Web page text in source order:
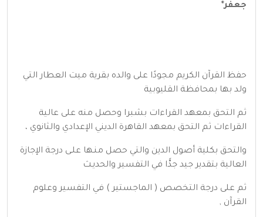
جعفر*
حفظ القرآن الكريم مجودًا على والده بقرية ميت العطار التي
ولد بها بمحافظة القليوبية
ثم التحق بمعهد القراءات بشبرا وحصل منه على عالية
القراءات ثم التحق بمعهد القاهرة الديني الإعدادي والثانوي ،
والتحق بكلية أصول الدين والتي حصل منـها علـى درجة الإجازة
العالية بتقدير جيد جدًّا في التفسير والحديـث
ثم على درجة التخصص ( الماجستير ) في التفسير وعلوم
القرآن ,